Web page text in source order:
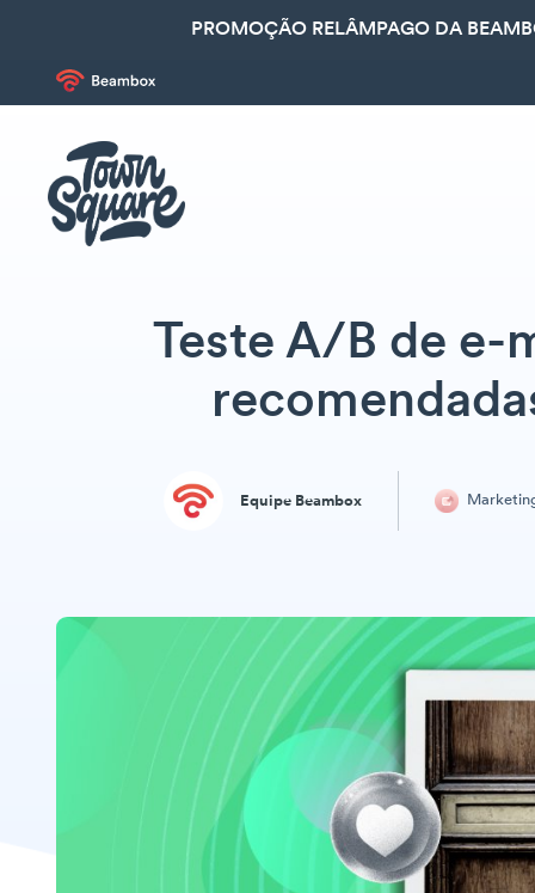
PROMOÇÃO RELÂMPAGO DA
Teste A/B de e-
Equipe Beambox